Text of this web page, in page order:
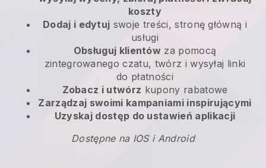
koszty
Dodaj i edytuj swoje treści, stronę główną i
usługi
Obsługuj klientów za pomocą
zintegrowanego czatu, twórz i wysyłaj linki
do płatności
Zobacz i utwórz kupony rabatowe
Zarządzaj swoimi kampaniami inspirującymi
Uzyskaj dostęp do ustawień aplikacji
Dostępne na IOS i Android